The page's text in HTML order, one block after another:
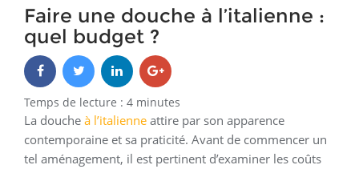
Faire une douche à l’italienne :
quel budget ?
Temps de lecture : 4 minutes
La douche à l’italienne attire par son apparence
contemporaine et sa praticité. Avant de commencer un
tel aménagement, il est pertinent d’examiner les coûts